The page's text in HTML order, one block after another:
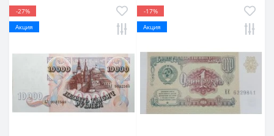
-27%
Акция
-17%
Акция